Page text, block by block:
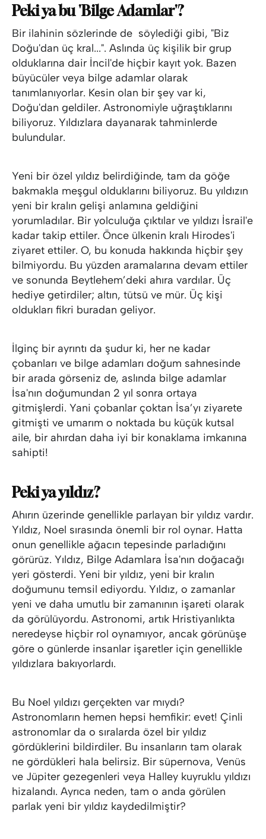
Peki ya bu 'Bilge Adamlar'?
Bir ilahinin sözlerinde de söylediği gibi, "Biz
Doğu'dan üç kral...". Aslında üç kişilik bir grup
olduklarına dair İncil'de hiçbir kayıt yok. Bazen
büyücüler veya bilge adamlar olarak
tanımlanıyorlar. Kesin olan bir şey var ki,
Doğu'dan geldiler. Astronomiyle uğraştıklarını
biliyoruz. Yıldızlara dayanarak tahminlerde
bulundular.
Yeni bir özel yıldız belirdiğinde, tam da göğe
bakmakla meşgul olduklarını biliyoruz. Bu yıldızın
yeni bir kralın gelişi anlamına geldiğini
yorumladılar. Bir yolculuğa çıktılar ve yıldızı İsrail'e
kadar takip ettiler. Önce ülkenin kralı Hirodes'i
ziyaret ettiler. O, bu konuda hakkında hiçbir şey
bilmiyordu. Bu yüzden aramalarına devam ettiler
ve sonunda Beytlehem’deki ahıra vardılar. Üç
hediye getirdiler; altın, tütsü ve mür. Üç kişi
oldukları fikri buradan geliyor.
İlginç bir ayrıntı da şudur ki, her ne kadar
çobanları ve bilge adamları doğum sahnesinde
bir arada görseniz de, aslında bilge adamlar
İsa'nın doğumundan 2 yıl sonra ortaya
gitmişlerdi. Yani çobanlar çoktan İsa’yı ziyarete
gitmişti ve umarım o noktada bu küçük kutsal
aile, bir ahırdan daha iyi bir konaklama imkanına
sahipti!
Peki ya yıldız?
Ahırın üzerinde genellikle parlayan bir yıldız vardır.
Yıldız, Noel sırasında önemli bir rol oynar. Hatta
onun genellikle ağacın tepesinde parladığını
görürüz. Yıldız, Bilge Adamlara İsa'nın doğacağı
yeri gösterdi. Yeni bir yıldız, yeni bir kralın
doğumunu temsil ediyordu. Yıldız, o zamanlar
yeni ve daha umutlu bir zamanının işareti olarak
da görülüyordu. Astronomi, artık Hristiyanlıkta
neredeyse hiçbir rol oynamıyor, ancak görünüşe
göre o günlerde insanlar işaretler için genellikle
yıldızlara bakıyorlardı.
Bu Noel yıldızı gerçekten var mıydı?
Astronomların hemen hepsi hemfikir: evet! Çinli
astronomlar da o sıralarda özel bir yıldız
gördüklerini bildirdiler. Bu insanların tam olarak
ne gördükleri hala belirsiz. Bir süpernova, Venüs
ve Jüpiter gezegenleri veya Halley kuyruklu yıldızı
hizalandı. Ayrıca neden, tam o anda görülen
parlak yeni bir yıldız kaydedilmiştir?